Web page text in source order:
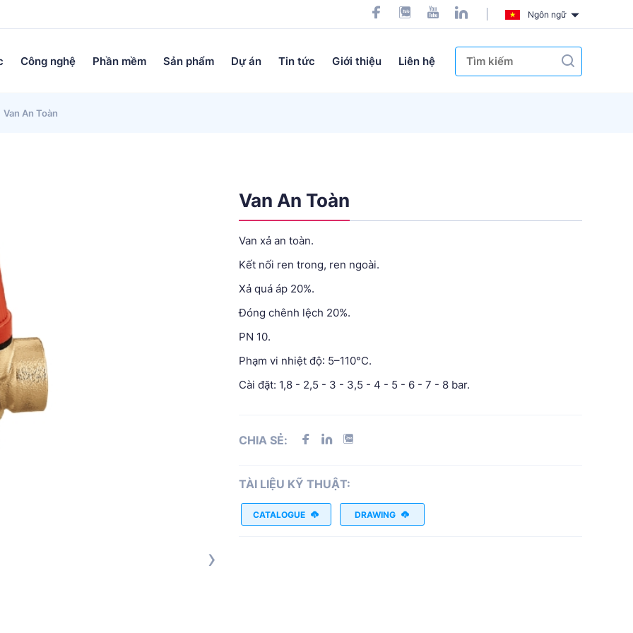
Ngôn ngữ
Công nghệ Phần mềm Sản phẩm Dự án Tin tức Giới thiệu Liên hệ
Van An Toàn
›
Van An Toàn
Van xả an toàn.
Kết nối ren trong, ren ngoài.
Xả quá áp 20%.
Đóng chênh lệch 20%.
PN 10.
Phạm vi nhiệt độ: 5–110°C.
Cài đặt: 1,8 - 2,5 - 3 - 3,5 - 4 - 5 - 6 - 7 - 8 bar.
CHIA SẺ:
TÀI LIỆU KỸ THUẬT:
CATALOGUE DRAWING